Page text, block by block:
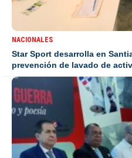
NACIONALES
Star Sport desarrolla en
prevención de lavado de